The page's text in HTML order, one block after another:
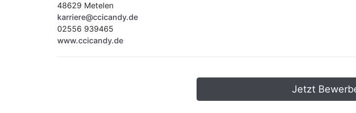
48629 Metelen
karriere@ccicandy.de
02556 939465
www.ccicandy.de
Jetzt